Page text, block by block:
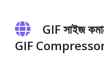
GIF সাইজ
GIF Compressor